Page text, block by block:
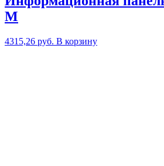
M
4315,26 руб. В корзину